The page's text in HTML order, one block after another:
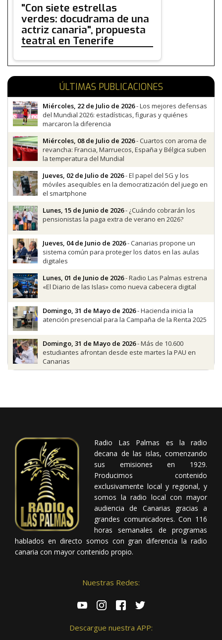
"Con siete estrellas
verdes: docudrama de una
actriz canaria", propuesta
teatral en Tenerife
ÚLTIMAS PUBLICACIONES
Miércoles, 22 de Julio de 2026- Los mejores defensas
del Mundial 2026: estadísticas, figuras y quiénes
marcaron la diferencia
Miércoles, 08 de Julio de 2026- Cuartos con aroma de
revancha: Francia, Marruecos, España y Bélgica suben
la temperatura del Mundial
Jueves, 02 de Julio de 2026- El papel del 5G y los
móviles asequibles en la democratización del juego en
el smartphone
Lunes, 15 de Junio de 2026- ¿Cuándo cobrarán los
pensionistas la paga extra de verano en 2026?
Jueves, 04 de Junio de 2026- Canarias propone un
sistema común para proteger los datos en las aulas
digitales
Lunes, 01 de Junio de 2026- Radio Las Palmas estrena
«El Diario de las Islas» como nueva cabecera digital
Domingo, 31 de Mayo de 2026- Hacienda inicia la
atención presencial para la Campaña de la Renta 2025
Domingo, 31 de Mayo de 2026- Más de 10.600
estudiantes afrontan desde este martes la PAU en
Canarias
Radio Las Palmas es la radio
decana de las islas, comenzando
sus emisiones en 1929.
Producimos contenido
exclusivamente local y regional, y
somos la radio local con mayor
audiencia de Canarias gracias a
grandes comunicadores. Con 116
horas semanales de programas
hablados en directo somos con gran diferencia la radio
canaria con mayor contenido propio.
Nuestras Redes:
Descargue nuestra APP: